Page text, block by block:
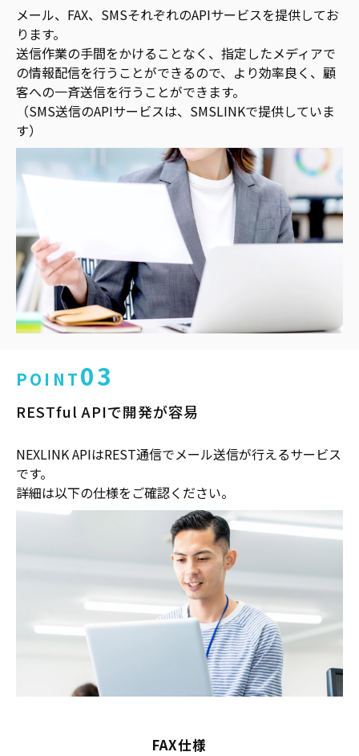
メール、FAX、SMSそれぞれのAPIサービスを提供してお
ります。
送信作業の手間をかけることなく、指定したメディアで
の情報配信を行うことができるので、より効率良く、顧
客への一斉送信を行うことができます。
（SMS送信のAPIサービスは、SMSLINKで提供していま
す）
POINT03
RESTful APIで開発が容易
NEXLINK APIはREST通信でメール送信が行えるサービス
です。
詳細は以下の仕様をご確認ください。
FAX仕様